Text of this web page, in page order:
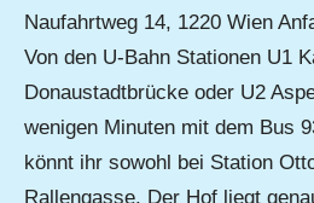
Naufahrtweg 14, 1220 Wien
Von den U-Bahn Stationen U1
Donaustadtbrücke oder U2
wenigen Minuten mit dem Bus
könnt ihr sowohl bei Station
Rallengasse. Der Hof liegt